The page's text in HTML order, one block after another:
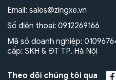
Email: sales@zingxe.vn
Số điện thoại: 0912269166
Mã số doanh nghiệp:
cấp: SKH & ĐT TP. Hà Nội
Theo dõi chúng tôi qua